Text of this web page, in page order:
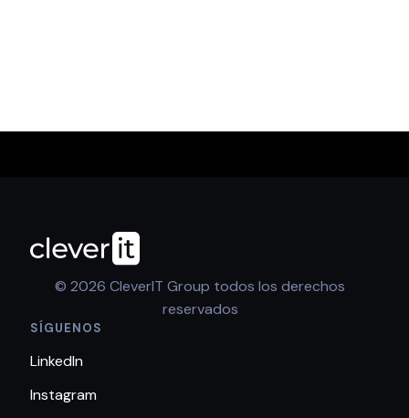
© 2026 CleverIT Group todos los derechos
reservados
SÍGUENOS
LinkedIn
Instagram